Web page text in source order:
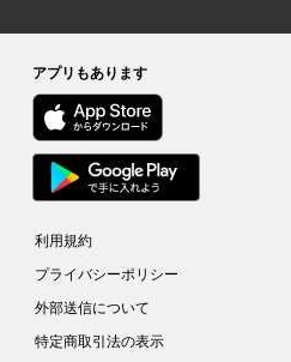
アプリもあります
利用規約
プライバシーポリシー
外部送信について
特定商取引法の表示